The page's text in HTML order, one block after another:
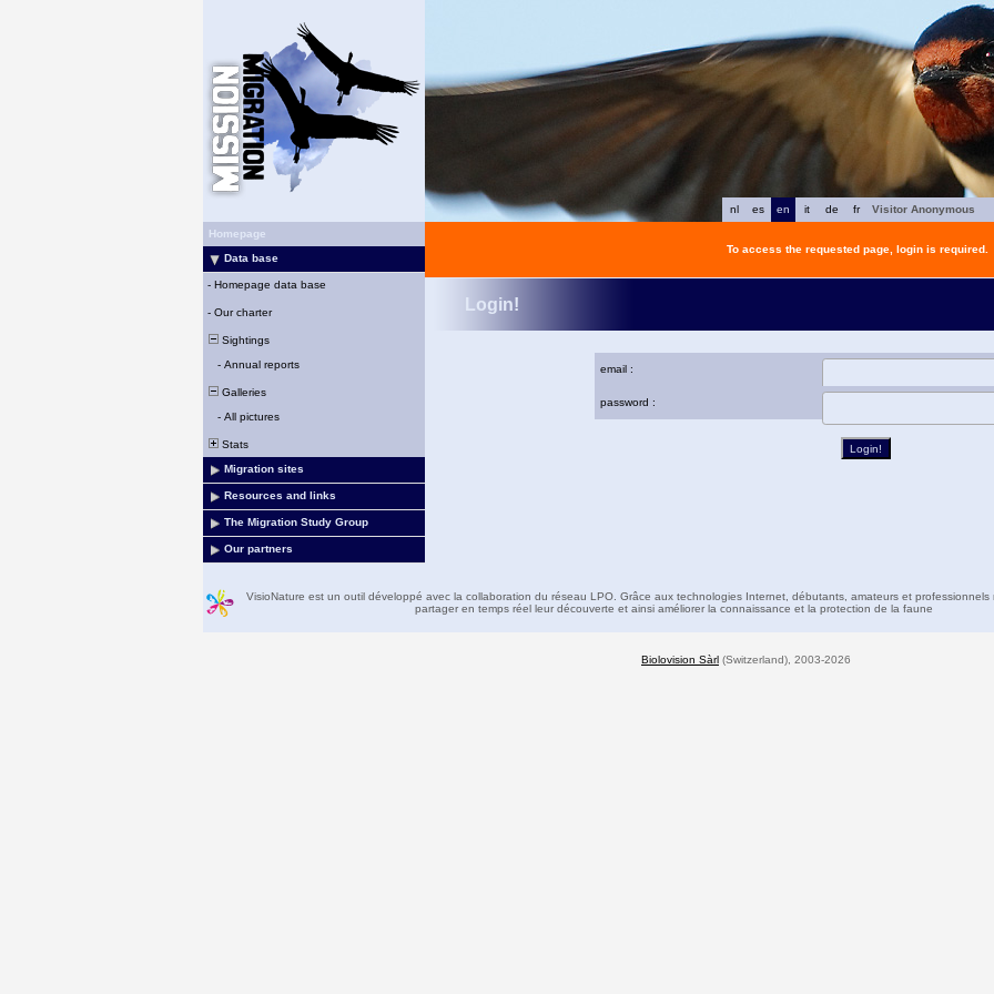
fr
de
it
en
es
nl
Visitor Anonymous
Homepage
Data base
- Homepage data base
- Our charter
Sightings
- Annual reports
Galleries
- All pictures
Stats
Migration sites
Resources and links
The Migration Study Group
Our partners
To access the requested page, login is required.
Login!
email :
password :
VisioNature est un outil développé avec la collaboration du réseau LPO. Grâce aux technologies Internet, débutants, amateurs et professionnels
partager en temps réel leur découverte et ainsi améliorer la connaissance et la protection de la faune
Biolovision Sàrl (Switzerland), 2003-2026